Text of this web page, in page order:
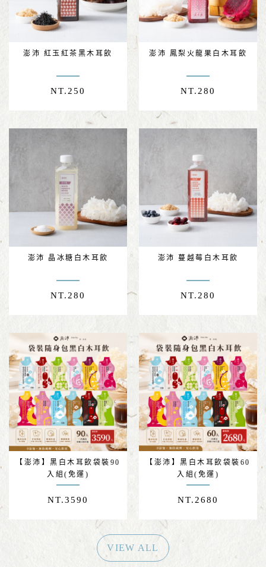
澎沛 紅玉紅茶黑木耳飲
NT.250
澎沛 鳳梨火龍果白木耳飲
NT.280
澎沛 晶冰糖白木耳飲
NT.280
澎沛 蔓越莓白木耳飲
NT.280
【澎沛】黑白木耳飲袋裝90
入組(免運)
NT.3590
【澎沛】黑白木耳飲袋裝60
入組(免運)
NT.2680
VIEW ALL